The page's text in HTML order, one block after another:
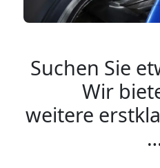
Suchen Sie
Wir
weitere